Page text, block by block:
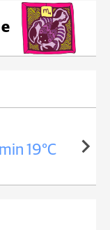
min 19°C